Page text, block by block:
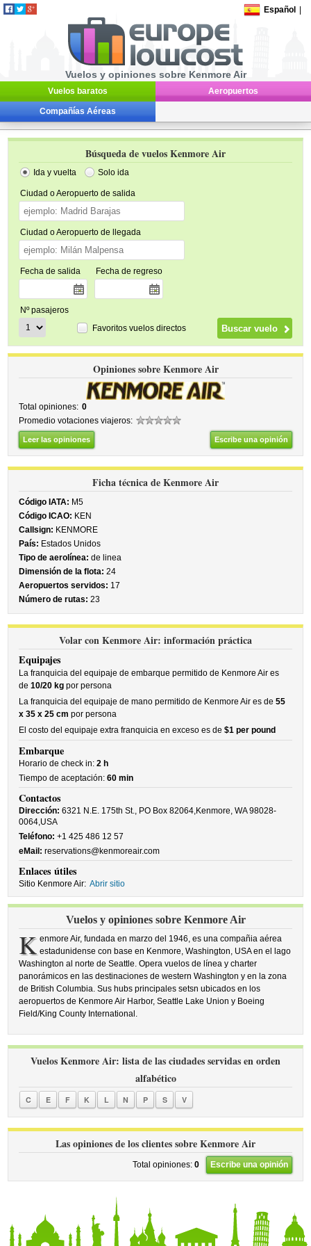
Español
Vuelos y opiniones sobre Kenmore Air
Vuelos baratos Aeropuertos
Compañías Aéreas
Búsqueda de vuelos Kenmore Air
Ida y vuelta Solo ida
Ciudad o Aeropuerto de salida
Ciudad o Aeropuerto de llegada
Fecha de salida Fecha de regreso
Nº pasajeros
Favoritos vuelos directos
Opiniones sobre Kenmore Air
Total opiniones: 0
Promedio votaciones viajeros:
Leer las opiniones Escribe una opinión
Ficha técnica de Kenmore Air
Código IATA: M5
Código ICAO: KEN
Callsign: KENMORE
País: Estados Unidos
Tipo de aerolínea: de linea
Dimensión de la flota: 24
Aeropuertos servidos: 17
Número de rutas: 23
Volar con Kenmore Air: información práctica
Equipajes
La franquicia del equipaje de embarque permitido de Kenmore Air es
de10/20 kg por persona
La franquicia del equipaje de mano permitido de Kenmore Air es de55
x 35 x 25 cm por persona
El costo del equipaje extra franquicia en exceso es de$1 per pound
Embarque
Horario de check in:2 h
Tiempo de aceptación:60 min
Contactos
Dirección: 6321 N.E. 175th St., PO Box 82064,Kenmore, WA 98028-
0064,USA
Teléfono: +1 425 486 12 57
eMail: reservations@kenmoreair.com
Enlaces útiles
Sitio Kenmore Air: Abrir sitio
Vuelos y opiniones sobre Kenmore Air
K enmore Air, fundada en marzo del 1946, es una compañia aérea
estadunidense con base en Kenmore, Washington, USA en el lago
Washington al norte de Seattle. Opera vuelos de línea y charter
panorámicos en las destinaciones de western Washington y en la zona
de British Columbia. Sus hubs principales setsn ubicados en los
aeropuertos de Kenmore Air Harbor, Seattle Lake Union y Boeing
Field/King County International.
Vuelos Kenmore Air: lista de las ciudades servidas en orden
alfabético
C E F K L N P S V
Las opiniones de los clientes sobre Kenmore Air
Total opiniones: 0 Escribe una opinión